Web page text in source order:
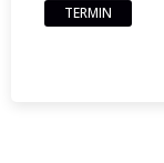
TERMIN